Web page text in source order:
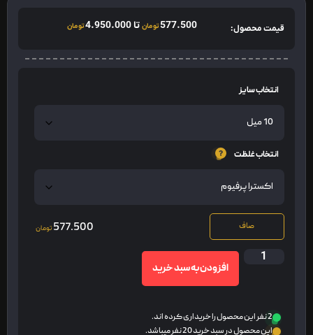
قیمت محصول: 577.500تومانتا4.950.000تومان
انتخاب سایز
انتخاب غلظت
صاف 577.500 تومان
افزودن به سبد خرید
2 نفر این محصول را خریداری کرده اند.
این محصول در سبد خرید 20 نفر میباشد.